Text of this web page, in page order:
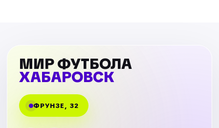
МИР ФУТБОЛА
ХАБАРОВСК
ФРУНЗЕ, 32